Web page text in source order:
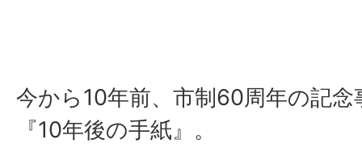
今から10年前、市制60周年の記
『10年後の手紙』。